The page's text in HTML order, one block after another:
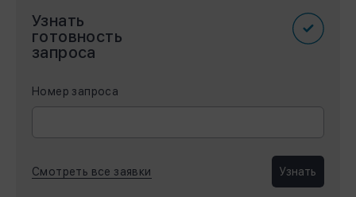
Узнать
готовность
запроса
Номер запроса
Смотреть все заявки Узнать